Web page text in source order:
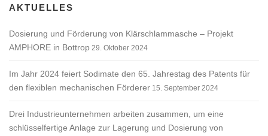
AKTUELLES
Dosierung und Förderung von Klärschlammasche – Projekt
AMPHORE in Bottrop 29. Oktober 2024
Im Jahr 2024 feiert Sodimate den 65. Jahrestag des Patents für
den flexiblen mechanischen Förderer 15. September 2024
Drei Industrieunternehmen arbeiten zusammen, um eine
schlüsselfertige Anlage zur Lagerung und Dosierung von